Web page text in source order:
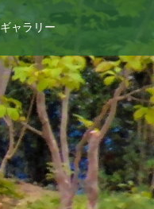
ギャラリー